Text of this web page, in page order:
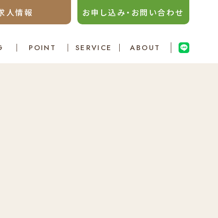
人情報 お申し込み・お問い合わせ
POINT SERVICE ABOUT